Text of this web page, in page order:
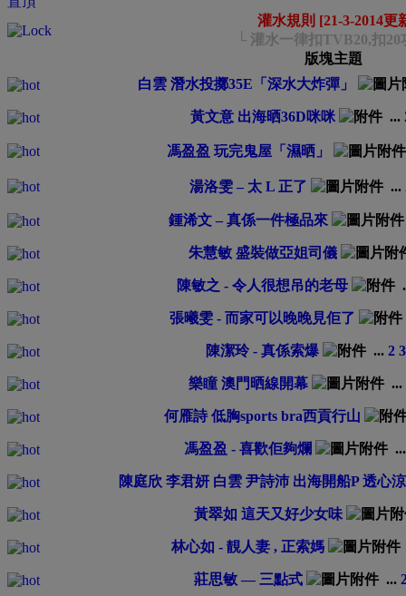
灌水規則 [21-3-2014更
└ 灌水一律扣TVB20,扣20
版塊主題
白雲 潛水投擲35E「深水大炸彈」
黃文意 出海晒36D咪咪 ...
馮盈盈 玩完鬼屋「濕晒」
湯洛雯 – 太 L 正了 ...
鍾浠文 – 真係一件極品來
朱慧敏 盛裝做亞姐司儀
陳敏之 - 令人很想吊的老母
張曦雯 - 而家可以晚晚見佢了
陳潔玲 - 真係索爆 ... 2 3
樂瞳 澳門晒線開幕 ...
何雁詩 低胸sports bra西貢行山
馮盈盈 - 喜歡佢夠爛
陳庭欣 李君妍 白雲 尹詩沛 出海開船P 透心涼
黃翠如 這天又好少女味
林心如 - 靚人妻 , 正索媽
莊思敏 — 三點式 ...